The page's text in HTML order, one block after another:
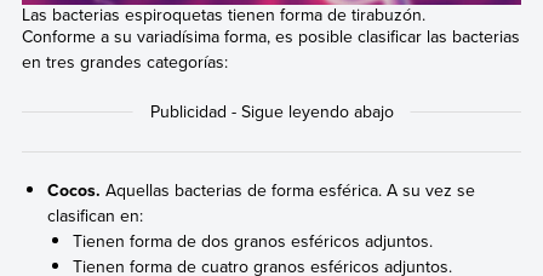
Las bacterias espiroquetas tienen forma de tirabuzón.
Conforme a su variadísima forma, es posible clasificar las bacterias
en tres grandes categorías:
Cocos. Aquellas bacterias de forma esférica. A su vez se
clasifican en:
Tienen forma de dos granos esféricos adjuntos.
Tienen forma de cuatro granos esféricos adjuntos.